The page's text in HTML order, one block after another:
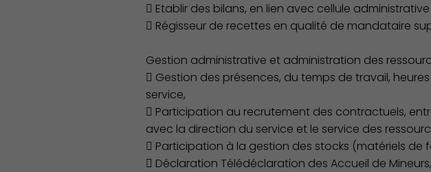
 Etablir des bilans, en lien avec cellule
 Régisseur de recettes en qualité de mandataire
Gestion administrative et administration des
 Gestion des présences, du temps de travail,
service,
 Participation au recrutement des contractuels,
avec la direction du service et le service des
 Participation à la gestion des stocks (matériels
 Déclaration Télédéclaration des Accueil de Mineurs,